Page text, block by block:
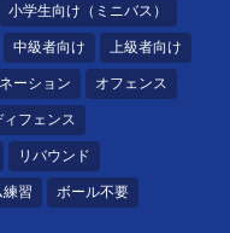
小学生向け（ミニバス）
中級者向け 上級者向け
ーション オフェンス
ィフェンス
リバウンド
練習 ボール不要